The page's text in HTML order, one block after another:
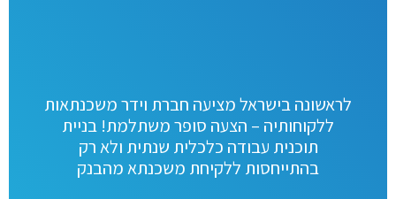
לראשונה בישראל מציעה חברת וידר משכנתאות
ללקוחותיה – הצעה סופר משתלמת! בניית
תוכנית עבודה כלכלית שנתית ולא רק
בהתייחסות ללקיחת משכנתא מהבנק